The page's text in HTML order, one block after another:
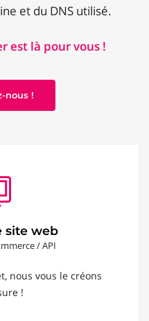
et du DNS utilisé.
est là pour vous !
nous !
site web
/ API
nous vous le créons
!